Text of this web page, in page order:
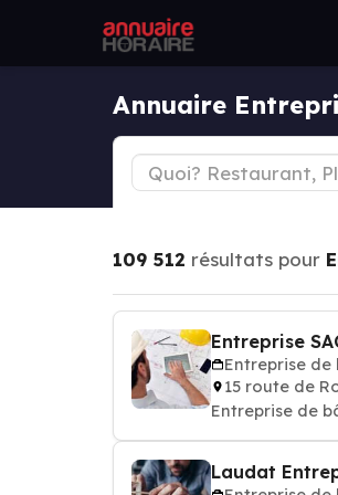
Annuaire
109 512 résultats pour
Entreprise
Entreprise
15 route de
Entreprise de
Laudat